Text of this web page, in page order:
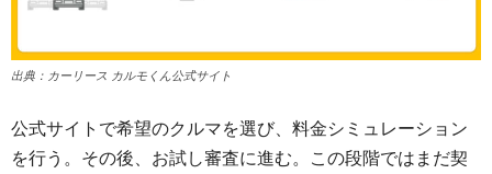
出典：カーリース カルモくん公式サイト
公式サイトで希望のクルマを選び、料金シミュレーション
を行う。その後、お試し審査に進む。この段階ではまだ契